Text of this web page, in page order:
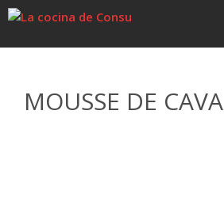
Saltar
Saltar
MOUSSE DE CAVA